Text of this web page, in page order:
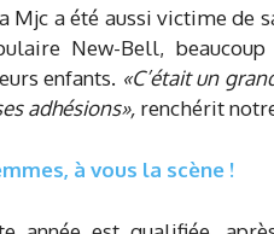
Mjc a été aussi victime de
New-Bell,
enfants. «C’était un
adhésions», renchérit
à vous la scène !